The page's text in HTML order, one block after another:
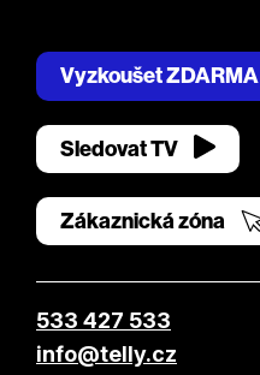
Vyzkoušet ZDARMA
Sledovat TV
Zákaznická zóna
533 427 533
info@telly.cz